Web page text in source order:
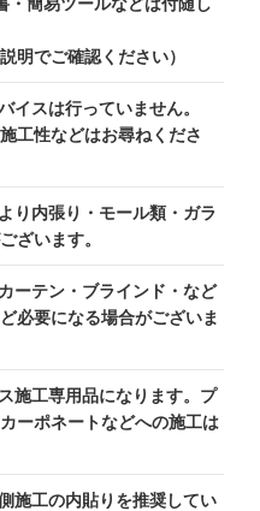
明でご確認ください）
イスは行っていません。
工性などはお尋ねくださ
り内張り・モール類・ガラ
ざいます。
ーテン・ブラインド・など
必要になる場合がございま
施工専用品になります。プ
ーポネートなどへの施工は
施工の内貼りを推奨してい